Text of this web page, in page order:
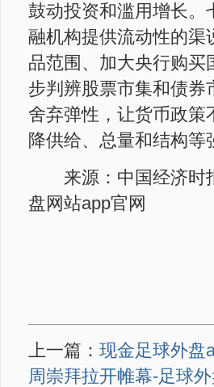
鼓动投资和滥用增长。
融机构提供流动性的渠
品范围、加大央行购
步判辨股票市集和债
舍弃弹性，让货币政策
降供给、总量和结构等
来源：中国经济时
盘网站app官网
上一篇： 现金足球外
周崇拜拉开帷幕-足球